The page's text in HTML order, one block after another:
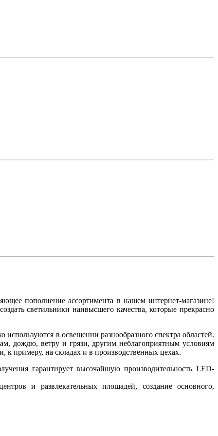
пополнение ассортимента в нашем интернет-магазине!
светильники наивысшего качества, которые прекрасно
в освещении разнообразного спектра областей.
дождю, ветру и грязи, другим неблагоприятным условиям
примеру, на складах и в производственных цехах.
гарантирует высочайшую производительность LED-
и развлекательных площадей, создание основного,